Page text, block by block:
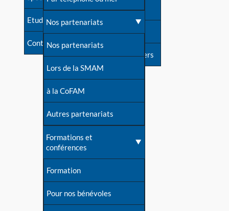
Une question sur le site
Etudes récentes
Contact
Livre d'or
Forum
S'inscrire à nos newsletters
Nos partenariats
Nos partenariats
Lors de la SMAM
à la CoFAM
Autres partenariats
Formations et
conférences
Formation
Pour nos bénévoles